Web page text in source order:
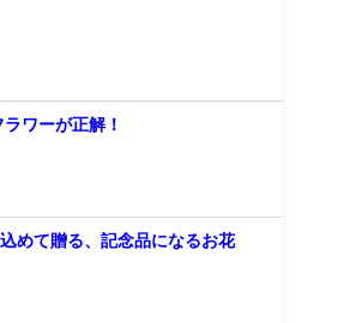
ワーが正解！
めて贈る、記念品になるお花